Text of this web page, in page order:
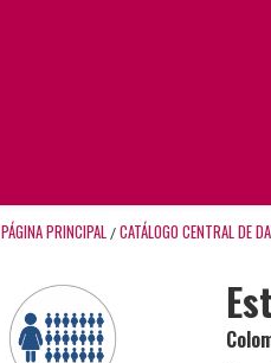
PÁGINA PRINCIPAL / CATÁLOGO CENTRAL DE